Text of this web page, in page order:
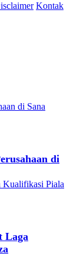
Kontak
di
Laga